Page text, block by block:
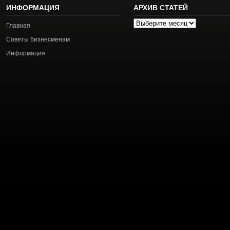
ИНФОРМАЦИЯ
Главная
Советы бизнесменам
Информация
АРХИВ СТАТЕЙ
Архив